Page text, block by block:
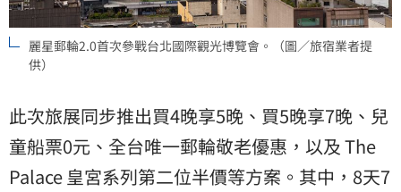
麗星郵輪2.0首次參戰台北國際觀光博覽會。（圖／旅宿業者提
供）
此次旅展同步推出買4晚享5晚、買5晚享7晚、兒
童船票0元、全台唯一郵輪敬老優惠，以及 The
Palace 皇宮系列第二位半價等方案。其中，8天7